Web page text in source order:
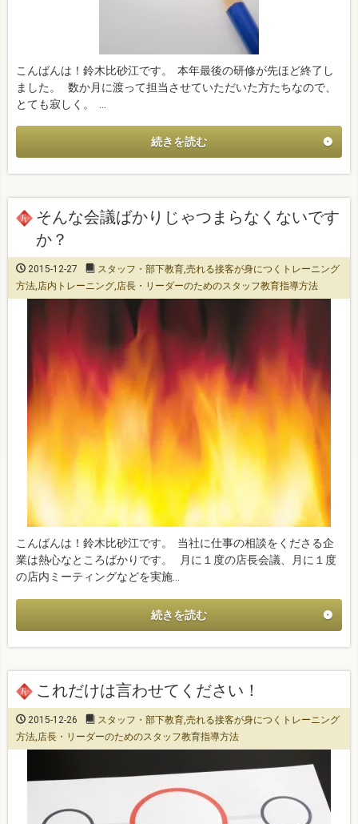
こんばんは！鈴木比砂江です。 本年最後の研修が先ほど終了し
ました。 数か月に渡って担当させていただいた方たちなので、
とても寂しく。 …
続きを読む
そんな会議ばかりじゃつまらなくないです
か？
2015-12-27 スタッフ・部下教育,売れる接客が身につくトレーニング
方法,店内トレーニング,店長・リーダーのためのスタッフ教育指導方法
こんばんは！鈴木比砂江です。 当社に仕事の相談をくださる企
業は熱心なところばかりです。 月に１度の店長会議、月に１度
の店内ミーティングなどを実施…
続きを読む
これだけは言わせてください！
2015-12-26 スタッフ・部下教育,売れる接客が身につくトレーニング
方法,店長・リーダーのためのスタッフ教育指導方法